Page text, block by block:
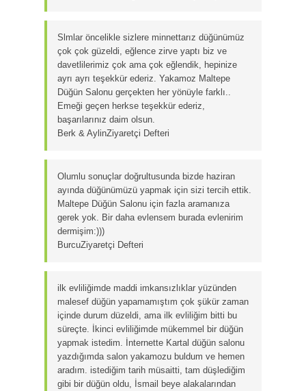
Slmlar öncelikle sizlere minnettarız düğünümüz
çok çok güzeldi, eğlence zirve yaptı biz ve
davetlilerimiz çok ama çok eğlendik, hepinize
ayrı ayrı teşekkür ederiz. Yakamoz Maltepe
Düğün Salonu gerçekten her yönüyle farklı..
Emeği geçen herkse teşekkür ederiz,
başarılarınız daim olsun.
Berk & AylinZiyaretçi Defteri
Olumlu sonuçlar doğrultusunda bizde haziran
ayında düğünümüzü yapmak için sizi tercih ettik.
Maltepe Düğün Salonu için fazla aramanıza
gerek yok. Bir daha evlensem burada evlenirim
dermişim:)))
BurcuZiyaretçi Defteri
ilk evliliğimde maddi imkansızlıklar yüzünden
malesef düğün yapamamıştım çok şükür zaman
içinde durum düzeldi, ama ilk evliliğim bitti bu
süreçte. İkinci evliliğimde mükemmel bir düğün
yapmak istedim. İnternette Kartal düğün salonu
yazdığımda salon yakamozu buldum ve hemen
aradım. istediğim tarih müsaitti, tam düşlediğim
gibi bir düğün oldu, İsmail beye alakalarından